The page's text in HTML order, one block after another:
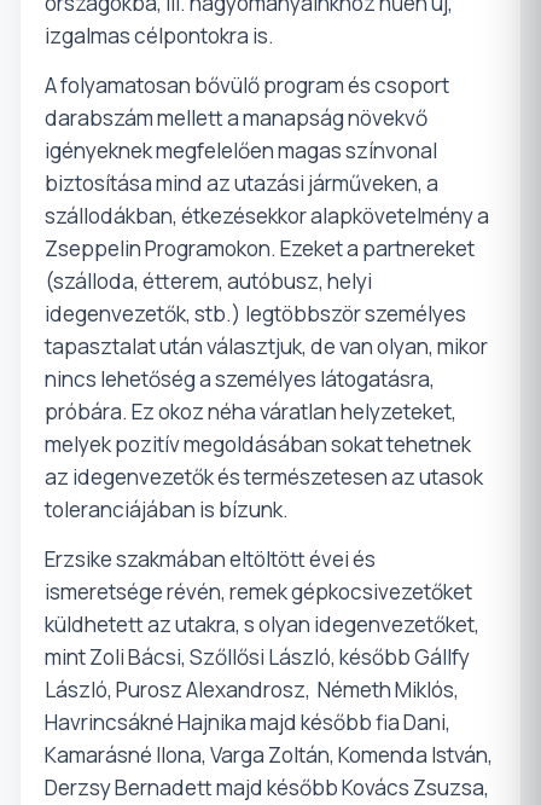
izgalmas célpontokra is.
A folyamatosan bővülő program és csoport
darabszám mellett a manapság növekvő
igényeknek megfelelően magas színvonal
biztosítása mind az utazási járműveken, a
szállodákban, étkezésekkor alapkövetelmény a
Zseppelin Programokon. Ezeket a partnereket
(szálloda, étterem, autóbusz, helyi
idegenvezetők, stb.) legtöbbször személyes
tapasztalat után választjuk, de van olyan, mikor
nincs lehetőség a személyes látogatásra,
próbára. Ez okoz néha váratlan helyzeteket,
melyek pozitív megoldásában sokat tehetnek
az idegenvezetők és természetesen az utasok
toleranciájában is bízunk.
Erzsike szakmában eltöltött évei és
ismeretsége révén, remek gépkocsivezetőket
küldhetett az utakra, s olyan idegenvezetőket,
mint Zoli Bácsi, Szőllősi László, később Gállfy
László, Purosz Alexandrosz, Németh Miklós,
Havrincsákné Hajnika majd később fia Dani,
Kamarásné Ilona, Varga Zoltán, Komenda István,
Derzsy Bernadett majd később Kovács Zsuzsa,